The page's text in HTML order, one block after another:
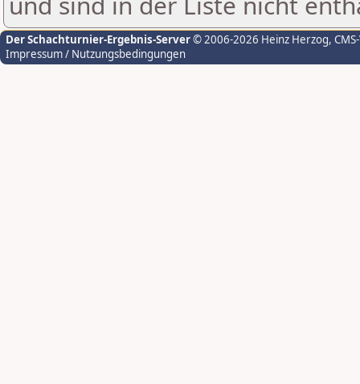
Der Schachturnier-Ergebnis-Server© 2006-2026 Heinz Herzog,
Impressum / Nutzungsbedingungen